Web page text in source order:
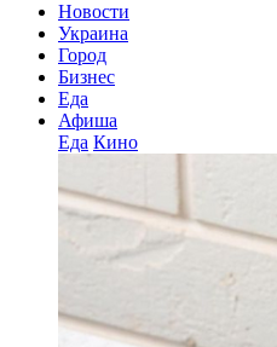
Новости
Украина
Город
Бизнес
Еда
Афиша
Еда Кино